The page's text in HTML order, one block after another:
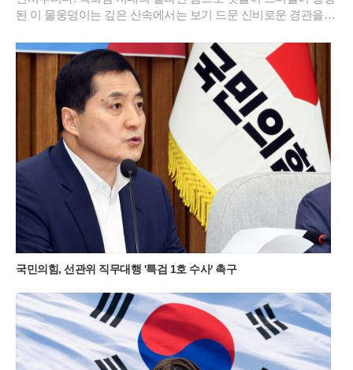
된 이 물웅덩이는 깊은 산속에서는 보기 드문 신비로운 경관을
섭씨 20도 안팎의 서늘한 기온을 유지하며 피서객들에게 새로운
트레킹 성지로 급부상했다.민둥산 돌리네의 가장 큰 매력은 주변
능선이 물 표면에 그대로 비치는 투명한 반영에 있다. 초록빛 억
새 군락이 물웅덩이를 감싸 안은 모습은 마치 정교하게 연출된
컴퓨터 배경 화면을 연상케 한다. 과거 주민들이 산나물 채취를
위해 매년 불을 놓았던 습관 덕분에 정상부에 나무가 거의 없는
독특한 지형이 형성되었고, 이는 오히려 돌리네의 탁 트인 조망
을 확보하는 결과가 되었다. 북쪽 언덕에 홀로 서 있는 나무 한 그
루는 광활한 초원 위에서 보석처럼 빛나며 사진 작가들과 젊은
층의 출사 포인트로 사랑받고 있다.이곳의 날씨는 고지대 특유의
변화무쌍함을 간직하고 있어 방문객들에게 매번 다른 감동을 선
사한다. 맑은 날의 청량한 풍경도 일품이지만, 갑작스럽게 골바
람을 타고 밀려오는 운해는 돌리네를 순식간에 신비로운 안개 속
으로 밀어 넣는다. 구름에 휩싸인 물웅덩이는 마치 전설 속의 성
지처럼 경건한 분위기를 자아내며 제주도의 삼성혈을 떠올리게
한다. 여름철 이른 아침에 산을 오르면 억새 사이로 피어오르는
물안개와 함께 몽환적인 대자연의 생명력을 온몸으로 만끽할 수
있다.민둥산을 오르는 경로는 체력과 시간대에 따라 세 가지 선
택지가 존재한다. 가장 대중적인 제1코스는 증산초등학교에서
시작해 가파른 길과 완만한 길 중 선택할 수 있으며, 제2코스는
국민의힘, 선관위 직무대행 '특검 1호 수사' 촉구